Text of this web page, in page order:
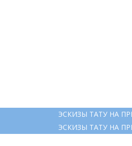
ЭСКИЗЫ ТАТУ НА
ЭСКИЗЫ ТАТУ НА